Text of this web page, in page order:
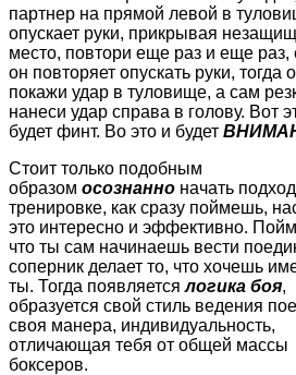
партнер на прямой левой в
опускает руки, прикрывая
место, повтори еще раз и еще раз,
он повторяет опускать руки, тогда
покажи удар в туловище, а сам
нанеси удар справа в голову. Вот
будет финт. Во это и будет
Стоит только подобным
образом осознанно начать
тренировке, как сразу поймешь,
это интересно и эффективно.
что ты сам начинаешь вести
соперник делает то, что хочешь
ты. Тогда появляетсялогика боя,
образуется свой стиль ведения
своя манера, индивидуальность,
отличающая тебя от общей массы
боксеров.